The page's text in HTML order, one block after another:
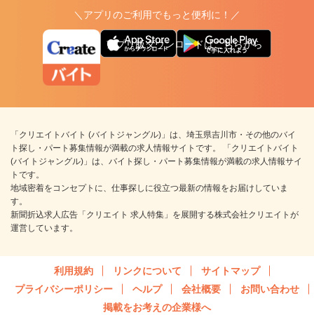
＼アプリのご利用でもっと便利に！／
アプリ版ダウンロードはこちらから
「クリエイトバイト (バイトジャングル)」は、埼玉県吉川市・その他のバイ
ト探し・パート募集情報が満載の求人情報サイトです。 「クリエイトバイト
(バイトジャングル)」は、バイト探し・パート募集情報が満載の求人情報サイ
トです。
地域密着をコンセプトに、仕事探しに役立つ最新の情報をお届けしていま
す。
新聞折込求人広告「クリエイト 求人特集」を展開する株式会社クリエイトが
運営しています。
利用規約 リンクについて
サイトマップ
プライバシーポリシー
ヘルプ 会社概要
お問い合わせ
掲載をお考えの企業様へ